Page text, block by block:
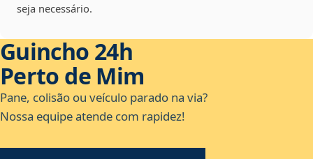
seja necessário.
Guincho 24h
Perto de Mim
Pane, colisão ou veículo parado na via?
Nossa equipe atende com rapidez!